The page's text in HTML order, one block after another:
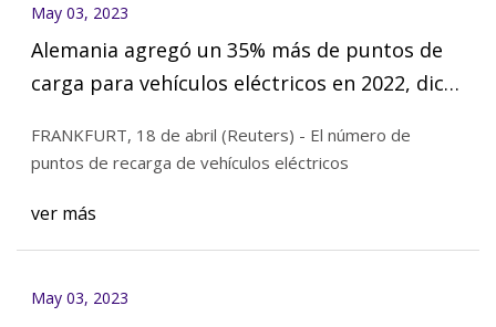
May 03, 2023
Alemania agregó un 35% más de puntos de
carga para vehículos eléctricos en 2022, dice
FRANKFURT, 18 de abril (Reuters) - El número de
puntos de recarga de vehículos eléctricos
ver más
May 03, 2023